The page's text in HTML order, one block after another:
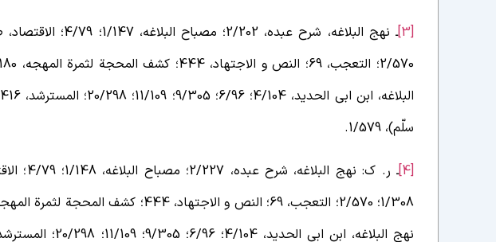
[3]
سلّم)، 1/579.
[4]